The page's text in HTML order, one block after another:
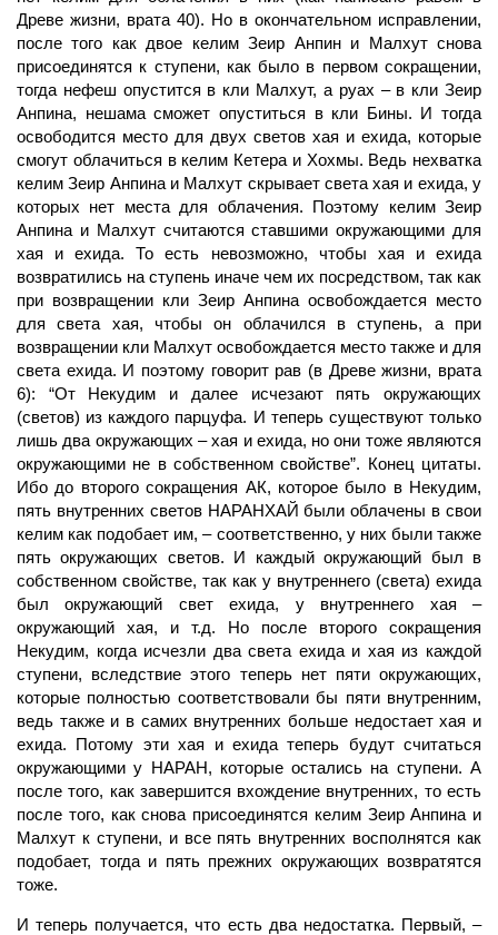
Древе жизни, врата 40). Но в окончательном исправлении,
после того как двое келим Зеир Анпин и Малхут снова
присоединятся к ступени, как было в первом сокращении,
тогда нефеш опустится в кли Малхут, а руах – в кли Зеир
Анпина, нешама сможет опуститься в кли Бины. И тогда
освободится место для двух светов хая и ехида, которые
смогут облачиться в келим Кетера и Хохмы. Ведь нехватка
келим Зеир Анпина и Малхут скрывает света хая и ехида, у
которых нет места для облачения. Поэтому келим Зеир
Анпина и Малхут считаются ставшими окружающими для
хая и ехида. То есть невозможно, чтобы хая и ехида
возвратились на ступень иначе чем их посредством, так как
при возвращении кли Зеир Анпина освобождается место
для света хая, чтобы он облачился в ступень, а при
возвращении кли Малхут освобождается место также и для
света ехида. И поэтому говорит рав (в Древе жизни, врата
6): “От Некудим и далее исчезают пять окружающих
(светов) из каждого парцуфа. И теперь существуют только
лишь два окружающих – хая и ехида, но они тоже являются
окружающими не в собственном свойстве”. Конец цитаты.
Ибо до второго сокращения АК, которое было в Некудим,
пять внутренних световНАРАНХАЙбыли облачены в свои
келим как подобает им, – соответственно, у них были также
пять окружающих светов. И каждый окружающий был в
собственном свойстве, так как у внутреннего (света) ехида
был окружающий светехида, у внутреннего хая –
окружающий хая, и т.д. Но после второго сокращения
Некудим, когда исчезли два света ехида и хая из каждой
ступени, вследствие этого теперь нет пяти окружающих,
которые полностью соответствовали бы пяти внутренним,
ведь также и в самих внутренних больше недостает хая и
ехида. Потому эти хая и ехида теперь будут считаться
окружающими у НАРАН, которые остались на ступени. А
после того, как завершится вхождение внутренних, то есть
после того, как снова присоединятся келим Зеир Анпина и
Малхут к ступени, и все пять внутренних восполнятся как
подобает, тогда и пять прежних окружающих возвратятся
тоже.
И теперь получается, что есть два недостатка. Первый, –